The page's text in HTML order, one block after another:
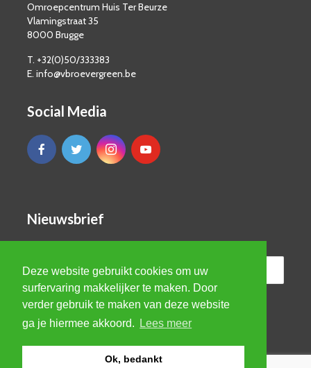
Deze website gebruikt cookies om uw
surfervaring makkelijker te maken. Door
verder gebruik te maken van deze website
ga je hiermee akkoord.
Lees meer
Ok, bedankt
Omroepcentrum Huis Ter Beurze
Vlamingstraat 35
8000 Brugge
T. +32(0)50/333383
E. info@vbroevergreen.be
Social Media
Nieuwsbrief